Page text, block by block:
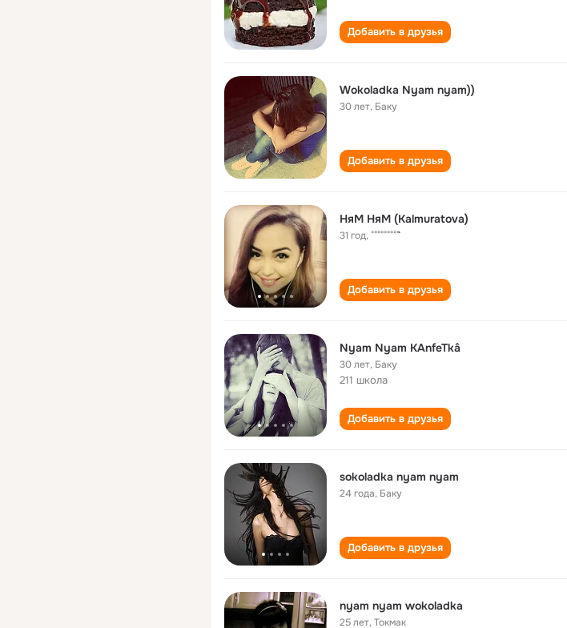
Добавить в друзья
Wokoladka Nyam nyam))
30 лет, Баку
Добавить в друзья
НяМ НяМ (Kalmuratova)
31 год,°°°°°°°°°```
Добавить в друзья
Nyam Nyam KAnfeTkâ
30 лет, Баку
211 школа
Добавить в друзья
sokoladka nyam nyam
24 года, Баку
Добавить в друзья
nyam nyam wokoladka
25 лет,Токмак